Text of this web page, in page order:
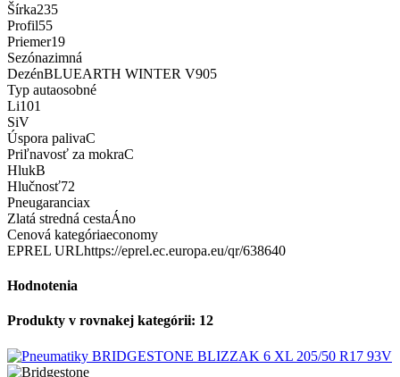
Šírka235
Profil55
Priemer19
Sezónazimná
DezénBLUEARTH WINTER V905
Typ autaosobné
Li101
SiV
Úspora palivaC
Priľnavosť za mokraC
HlukB
Hlučnosť72
Pneugaranciax
Zlatá stredná cestaÁno
Cenová kategóriaeconomy
EPREL URLhttps://eprel.ec.europa.eu/qr/638640
Hodnotenia
Produkty v rovnakej kategórii: 12